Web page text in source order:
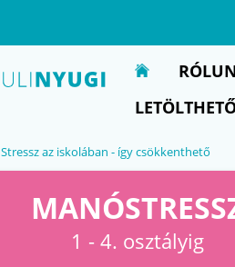
Stressz az iskolában - így csökkenthető
1 - 4. osztályig